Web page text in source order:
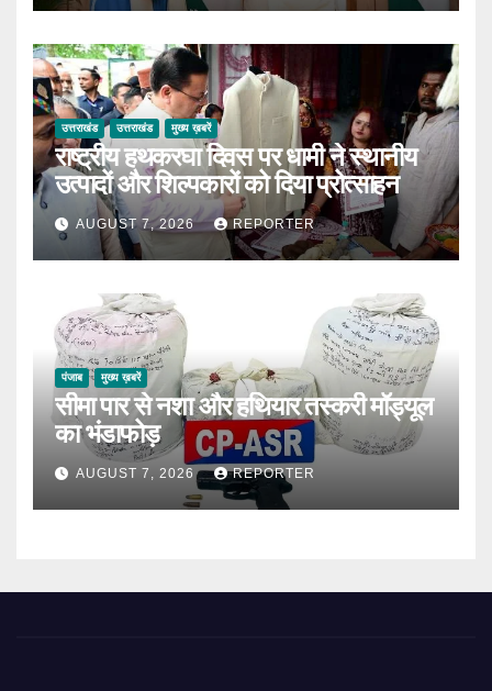
उत्तराखंड उत्तराखंड मुख्य ख़बरें
राष्ट्रीय हथकरघा दिवस पर धामी ने स्थानीय
उत्पादों और शिल्पकारों को दिया प्रोत्साहन
AUGUST 7, 2026 REPORTER
पंजाब मुख्य ख़बरें
सीमा पार से नशा और हथियार तस्करी मॉड्यूल
का भंडाफोड़
AUGUST 7, 2026 REPORTER